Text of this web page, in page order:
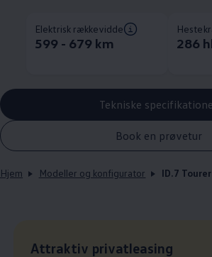
Elektrisk rækkevidde
599 - 679 km 286
Tekniske
Book en prøvetur
Hjem Modeller og konfigurator ID.7 Tourer
Leasingpris:
Attraktiv privatleasing